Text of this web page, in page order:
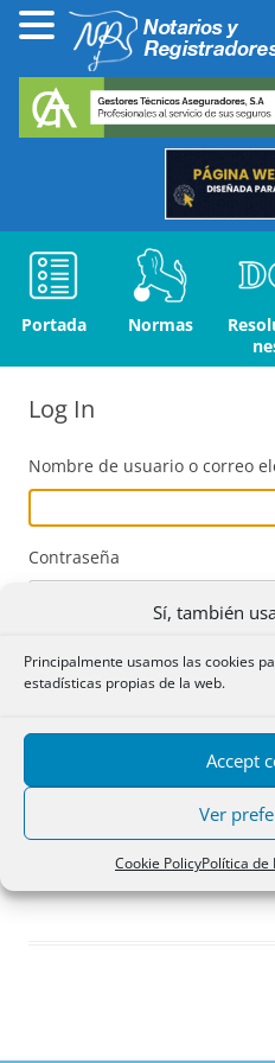
Sí, también
Principalmente usamos las cookies
estadísticas propias de la web.
Accept
Ver
Cookie PolicyPolítica de
Portada Normas
Log In
Nombre de usuario o correo
Contraseña
Acceder
Registro
¿Has olvidado tu